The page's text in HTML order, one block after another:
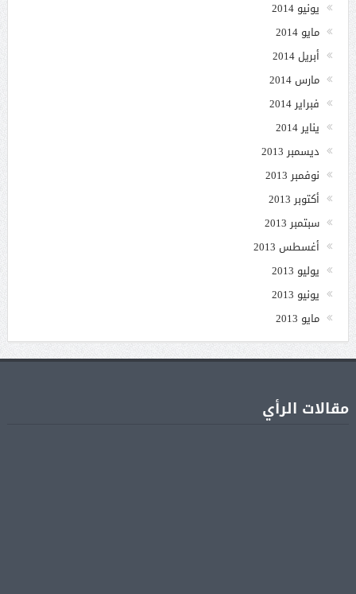
يونيو 2014
مايو 2014
أبريل 2014
مارس 2014
فبراير 2014
يناير 2014
ديسمبر 2013
نوفمبر 2013
أكتوبر 2013
سبتمبر 2013
أغسطس 2013
يوليو 2013
يونيو 2013
مايو 2013
مقالات الرأي